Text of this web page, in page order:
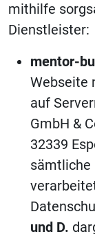
mithilfe
Dienstleister:
mentor-
Webseite
auf
GmbH &
32339
sämtliche
und D.